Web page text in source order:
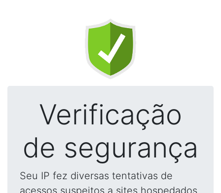
Verificação
de segurança
Seu IP fez diversas tentativas de
acessos suspeitos a sites hospedados